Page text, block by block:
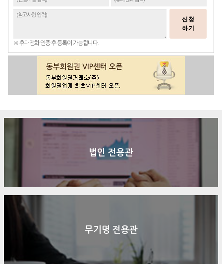
신청
하기
※ 휴대전화 인증 후 등록이 가능합니다.
법인 전용관
무기명 전용관